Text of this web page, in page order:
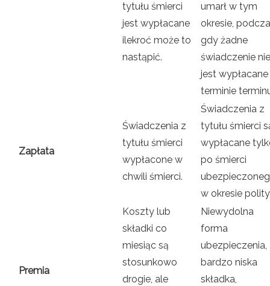
tytułu śmierci
jest wypłacane
ilekroć może to
nastąpić.
umarł w tym
okresie,
gdy żadne
świadczenie nie
jest
terminie
Zapłata
Świadczenia z
tytułu śmierci
wypłacone w
chwili śmierci.
Świadczenia z
tytułu śmierci
wypłacane
po śmierci
w okresie
Premia
Koszty lub
składki co
miesiąc są
stosunkowo
drogie, ale
Niewydolna
forma
ubezpieczenia,
bardzo niska
składka,